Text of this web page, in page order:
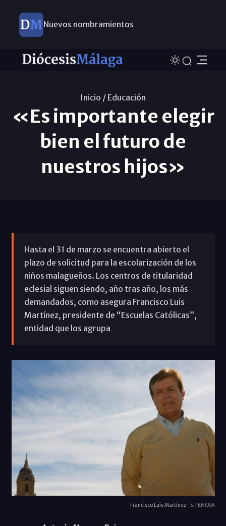
Nuevos nombramientos
Inicio / Educación
«Es importante elegir
bien el futuro de
nuestros hijos»
Hasta el 31 de marzo se encuentra abierto el
plazo de solicitud para la escolarización de los
niños malagueños. Los centros de titularidad
eclesial siguen siendo, año tras año, los más
demandados, como asegura Francisco Luis
Martínez, presidente de “Escuelas Católicas”,
entidad que los agrupa
Francisco Luis Martínez S. FENOSA